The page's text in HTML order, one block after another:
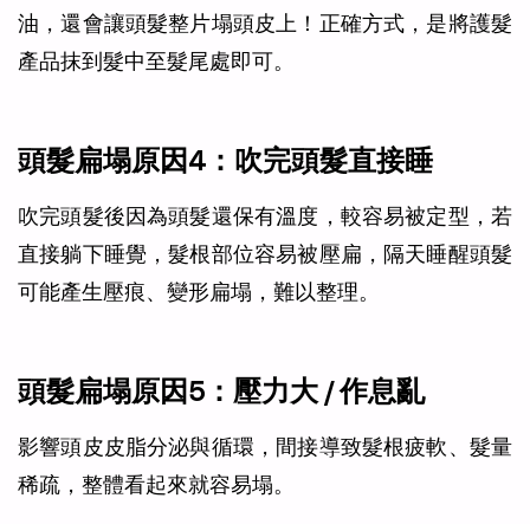
油，還會讓頭髮整片塌頭皮上！正確方式，是將護髮
產品抹到髮中至髮尾處即可。
頭髮扁塌原因4：吹完頭髮直接睡
吹完頭髮後因為頭髮還保有溫度，較容易被定型，若
直接躺下睡覺，髮根部位容易被壓扁，隔天睡醒頭髮
可能產生壓痕、變形扁塌，難以整理。
頭髮扁塌原因5：壓力大 / 作息亂
影響頭皮皮脂分泌與循環，間接導致髮根疲軟、髮量
稀疏，整體看起來就容易塌。